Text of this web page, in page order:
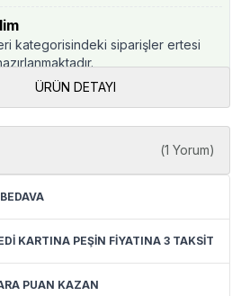
kategorisindeki siparişler ertesi
ÜRÜN DETAYI
(1 Yorum)
KARTINA PEŞİN FİYATINA 3 TAKSİT
PUAN KAZAN